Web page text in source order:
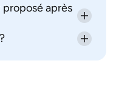
ou adaptation à
objectifs, puis nous
: contenus, cas
distanciel,
après
avec